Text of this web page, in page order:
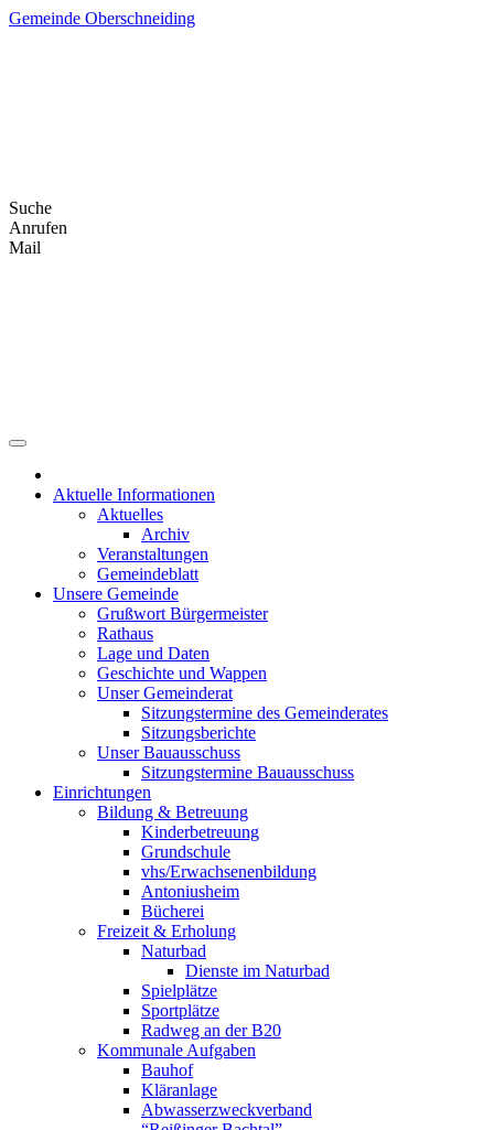
Skip
Gemeinde Oberschneiding
Suche
Anrufen
Mail
Aktuelle Informationen
Aktuelles
Archiv
Veranstaltungen
Gemeindeblatt
Unsere Gemeinde
Grußwort Bürgermeister
Rathaus
Lage und Daten
Geschichte und Wappen
Unser Gemeinderat
Sitzungstermine des Gemeinderates
Sitzungsberichte
Unser Bauausschuss
Sitzungstermine Bauausschuss
Einrichtungen
Bildung & Betreuung
Kinderbetreuung
Grundschule
vhs/Erwachsenenbildung
Antoniusheim
Bücherei
Freizeit & Erholung
Naturbad
Dienste im Naturbad
Spielplätze
Sportplätze
Radweg an der B20
Kommunale Aufgaben
Bauhof
Kläranlage
Abwasserzweckverband